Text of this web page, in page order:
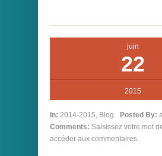
juin
22
2015
In: 2014-2015, Blog Posted By:
Comments: Saisissez votre mot
accéder aux commentaires.